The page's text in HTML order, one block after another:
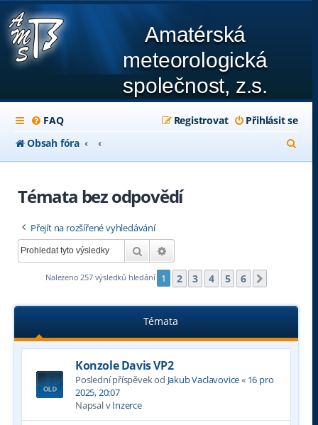
Amatérská
meteorologická
společnost, z.s.
FAQ Přihlásit se
Registrovat
Obsah fóra
l
Témata bez odpovědí
Přejít na rozšířené vyhledávání
Hledat
Nalezeno 257 výsledků hledání 1 2 3 4 5 6
Témata
Konzole Davis VP2
Poslední příspěvek od Jakub Vaclavovice« 16 pro
2025, 20:07
Napsal vInzerce